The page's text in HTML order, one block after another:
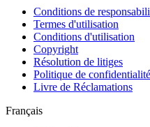
Conditions de
Termes d'utilisation
Conditions d'utilisation
Copyright
Résolution de litiges
Politique de confidentialité
Livre de Réclamations
Français